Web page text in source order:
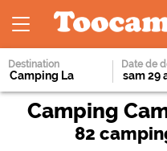
Destination Date de
Camping
82